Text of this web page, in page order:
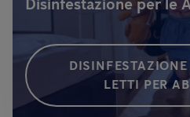
Disinfestazione per le
LETTI PER